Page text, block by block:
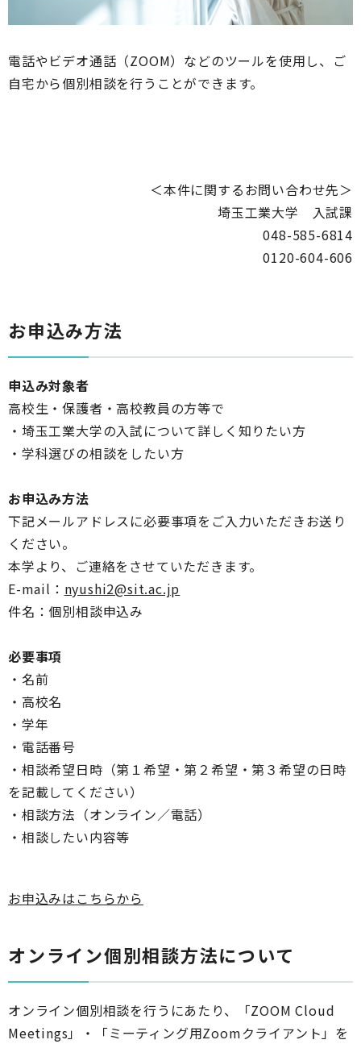
電話やビデオ通話（ZOOM）などのツールを使用し、ご
自宅から個別相談を行うことができます。
＜本件に関するお問い合わせ先＞
埼玉工業大学 入試課
048-585-6814
0120-604-606
お申込み方法
申込み対象者
高校生・保護者・高校教員の方等で
・埼玉工業大学の入試について詳しく知りたい方
・学科選びの相談をしたい方
お申込み方法
下記メールアドレスに必要事項をご入力いただきお送り
ください。
本学より、ご連絡をさせていただきます。
E-mail： nyushi2@sit.ac.jp
件名：個別相談申込み
必要事項
・名前
・高校名
・学年
・電話番号
・相談希望日時（第１希望・第２希望・第３希望の日時
を記載してください）
・相談方法（オンライン／電話）
・相談したい内容等
お申込みはこちらから
オンライン個別相談方法について
オンライン個別相談を行うにあたり、「ZOOM Cloud
Meetings」・「ミーティング用Zoomクライアント」を